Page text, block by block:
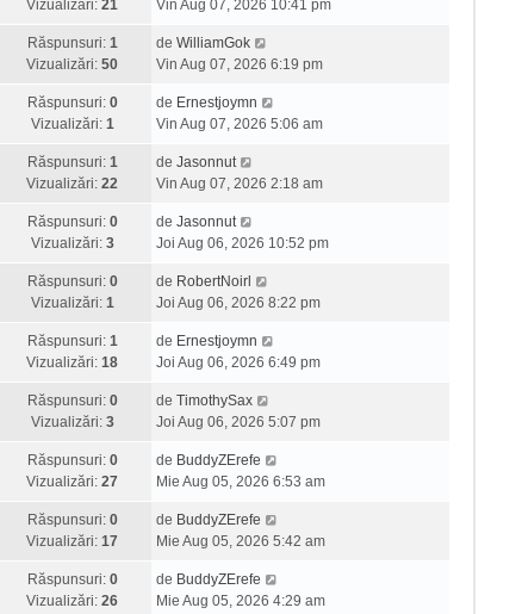
Vizualizări:21
Vin Aug 07, 2026 10:41 pm
Răspunsuri: 1
Vizualizări:50
de WilliamGok
Vin Aug 07, 2026 6:19 pm
Răspunsuri: 0
Vizualizări: 1
de Ernestjoymn
Vin Aug 07, 2026 5:06 am
Răspunsuri: 1
Vizualizări:22
de Jasonnut
Vin Aug 07, 2026 2:18 am
Răspunsuri: 0
Vizualizări: 3
de Jasonnut
Joi Aug 06, 2026 10:52 pm
Răspunsuri: 0
Vizualizări: 1
de RobertNoirl
Joi Aug 06, 2026 8:22 pm
Răspunsuri: 1
Vizualizări:18
de Ernestjoymn
Joi Aug 06, 2026 6:49 pm
Răspunsuri: 0
Vizualizări: 3
de TimothySax
Joi Aug 06, 2026 5:07 pm
Răspunsuri: 0
Vizualizări:27
de BuddyZErefe
Mie Aug 05, 2026 6:53 am
Răspunsuri: 0
Vizualizări:17
de BuddyZErefe
Mie Aug 05, 2026 5:42 am
Răspunsuri: 0
Vizualizări:26
de BuddyZErefe
Mie Aug 05, 2026 4:29 am